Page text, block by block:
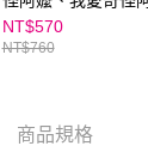
（2冊套書）｜信子
品
NT$570
NT$760
商品規格